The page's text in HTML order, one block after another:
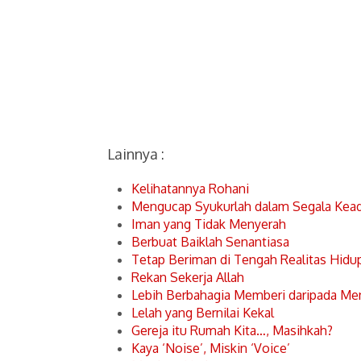
Lainnya :
Kelihatannya Rohani
Mengucap Syukurlah dalam Segala
Iman yang Tidak Menyerah
Berbuat Baiklah Senantiasa
Tetap Beriman di Tengah Realitas
Rekan Sekerja Allah
Lebih Berbahagia Memberi daripada
Lelah yang Bernilai Kekal
Gereja itu Rumah Kita…, Masihkah?
Kaya ‘Noise’, Miskin ‘Voice’